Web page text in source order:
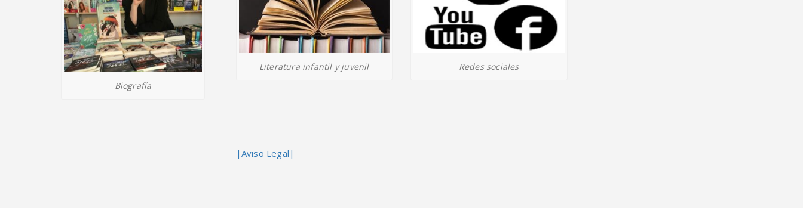
Biografía
Literatura infantil y juvenil Redes sociales
|Aviso Legal|